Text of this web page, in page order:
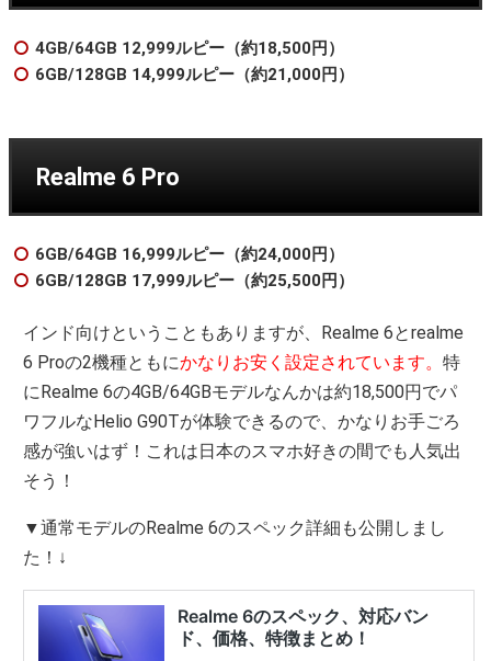
4GB/64GB 12,999ルピー（約18,500円）
6GB/128GB 14,999ルピー（約21,000円）
Realme 6 Pro
6GB/64GB 16,999ルピー（約24,000円）
6GB/128GB 17,999ルピー（約25,500円）
インド向けということもありますが、Realme 6とrealme
6 Proの2機種ともにかなりお安く設定されています。特
にRealme 6の4GB/64GBモデルなんかは約18,500円でパ
ワフルなHelio G90Tが体験できるので、かなりお手ごろ
感が強いはず！これは日本のスマホ好きの間でも人気出
そう！
▼通常モデルのRealme 6のスペック詳細も公開しまし
た！↓